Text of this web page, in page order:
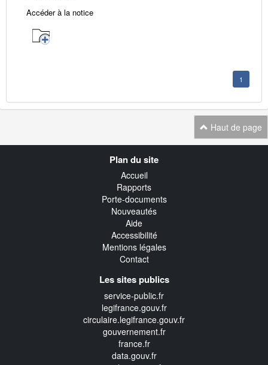
Accéder à la notice
1
Haut de page
Plan du site
Accueil
Rapports
Porte-documents
Nouveautés
Aide
Accessibilité
Mentions légales
Contact
Les sites publics
service-public.fr
legifrance.gouv.fr
circulaire.legifrance.gouv.fr
gouvernement.fr
france.fr
data.gouv.fr